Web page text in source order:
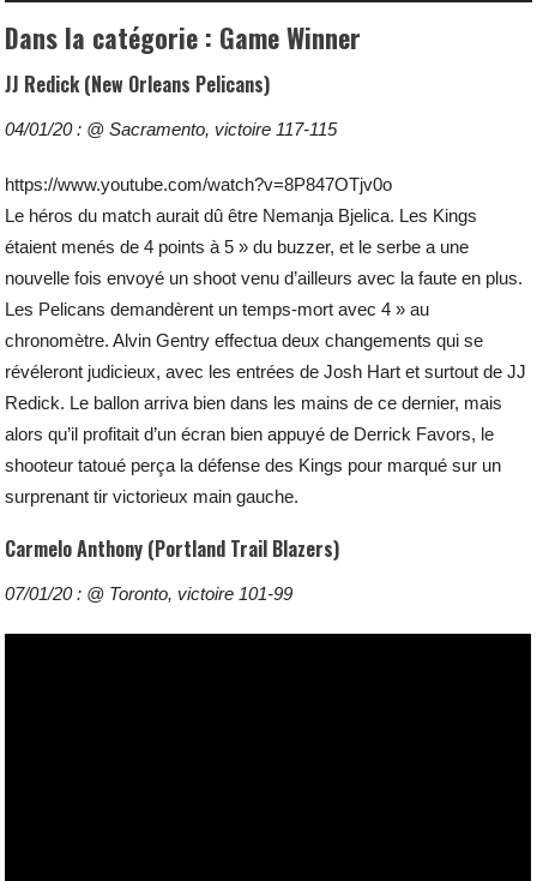
Dans la catégorie : Game Winner
JJ Redick (New Orleans Pelicans)
04/01/20 : @ Sacramento, victoire 117-115
https://www.youtube.com/watch?v=8P847OTjv0o
Le héros du match aurait dû être Nemanja Bjelica. Les Kings
étaient menés de 4 points à 5 » du buzzer, et le serbe a une
nouvelle fois envoyé un shoot venu d’ailleurs avec la faute en plus.
Les Pelicans demandèrent un temps-mort avec 4 » au
chronomètre. Alvin Gentry effectua deux changements qui se
révéleront judicieux, avec les entrées de Josh Hart et surtout de JJ
Redick. Le ballon arriva bien dans les mains de ce dernier, mais
alors qu’il profitait d’un écran bien appuyé de Derrick Favors, le
shooteur tatoué perça la défense des Kings pour marqué sur un
surprenant tir victorieux main gauche.
Carmelo Anthony (Portland Trail Blazers)
07/01/20 : @ Toronto, victoire 101-99